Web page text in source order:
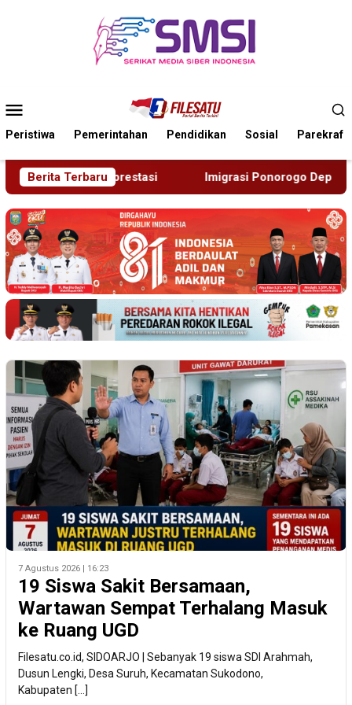
Mobile
Peristiwa Pemerintahan Pendidikan Sosial Parekraf
Berita Terbaru
Imigrasi Ponorogo Deportasi Satu WN Tiongkok
7 Agustus 2026 | 16:23
19 Siswa Sakit Bersamaan,
Wartawan Sempat Terhalang Masuk
ke Ruang UGD
Filesatu.co.id, SIDOARJO | Sebanyak 19 siswa SDI Arahmah,
Dusun Lengki, Desa Suruh, Kecamatan Sukodono,
Kabupaten […]